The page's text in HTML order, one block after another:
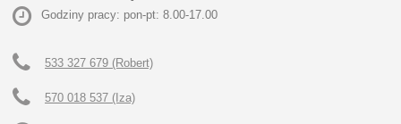
Godziny pracy: pon-pt: 8.00-17.00
533 327 679 (Robert)
570 018 537 (Iza)